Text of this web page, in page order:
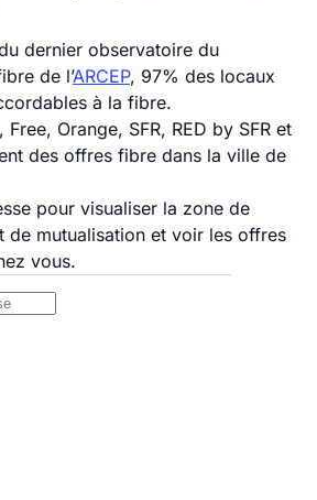
dernier observatoire du
de l’ARCEP, 97% des locaux
à la fibre.
Orange, SFR, RED by SFR et
des offres fibre dans la ville de
pour visualiser la zone de
de mutualisation et voir les offres
vous.